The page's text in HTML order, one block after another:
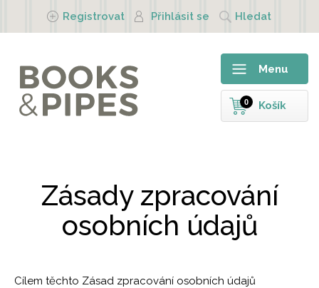
Registrovat Přihlásit se Hledat
Menu
Košík
0
Zásady zpracování
osobních údajů
Cílem těchto Zásad zpracování osobních údajů